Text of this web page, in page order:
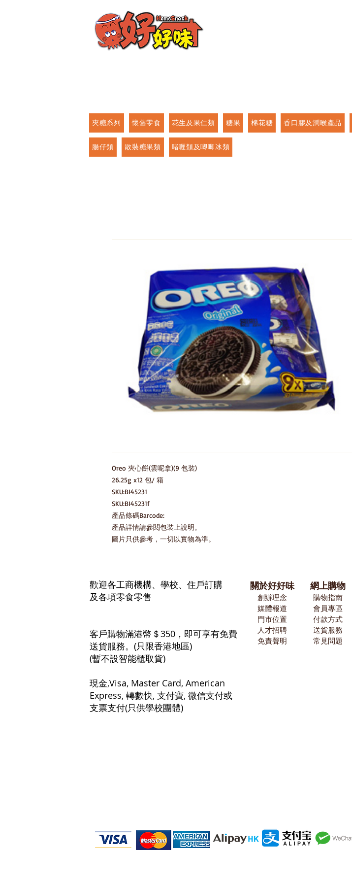
夾糖系列 懷舊零食 花生及果仁類 糖果 棉花糖 香口膠及潤喉產品
腸仔類 散裝糖果類 啫喱類及唧唧冰類
Oreo 夾心餅(雲呢拿)(9 包裝)
26.25g x12 包/ 箱
SKU:BI45231
SKU:BI45231f
產品條碼Barcode:
產品詳情請參閱包裝上說明。
圖片只供參考，一切以實物為準。
歡迎各工商機構、學校、住戶訂購
及各項零食零售
客戶購物滿港幣＄350，即可享有免費
送貨服務。(只限香港地區)
(暫不設智能櫃取貨)
現金,Visa, Master Card, American
Express, 轉數快, 支付寶, 微信支付或
支票支付(只供學校團體)
關於好好味
創辦理念
媒體報道
門市位置
​人才招聘
免責聲明
網上購物
購物指南
​會員專區
付款方式
送貨服務
常見問題